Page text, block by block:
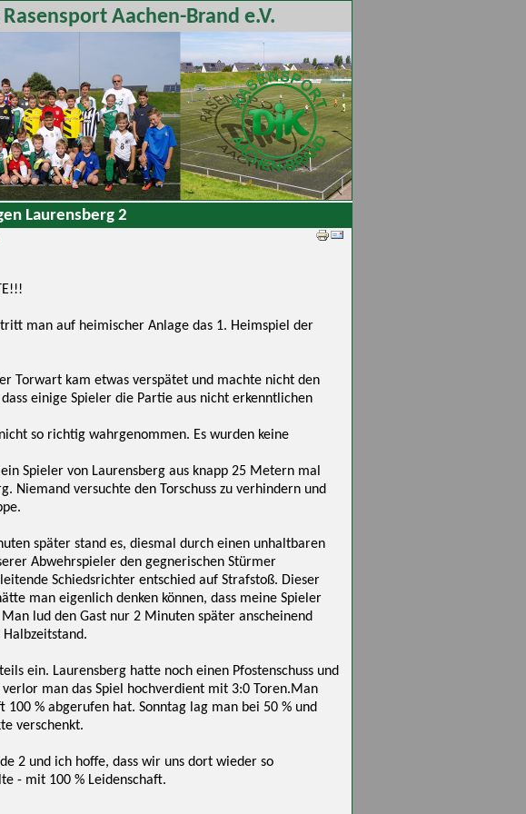
Aachen-Brand e.V.
Laurensberg 2
man auf heimischer Anlage das 1. Heimspiel der
Torwart kam etwas verspätet und machte nicht den
einige Spieler die Partie aus nicht erkenntlichen
so richtig wahrgenommen. Es wurden keine
Spieler von Laurensberg aus knapp 25 Metern mal
Niemand versuchte den Torschuss zu verhindern und
später stand es, diesmal durch einen unhaltbaren
Abwehrspieler den gegnerischen Stürmer
Schiedsrichter entschied auf Strafstoß. Dieser
man eigenlich denken können, dass meine Spieler
lud den Gast nur 2 Minuten später anscheinend
ein. Laurensberg hatte noch einen Pfostenschuss und
man das Spiel hochverdient mit 3:0 Toren.Man
% abgerufen hat. Sonntag lag man bei 50 % und
verschenkt.
2 und ich hoffe, dass wir uns dort wieder so
- mit 100 % Leidenschaft.